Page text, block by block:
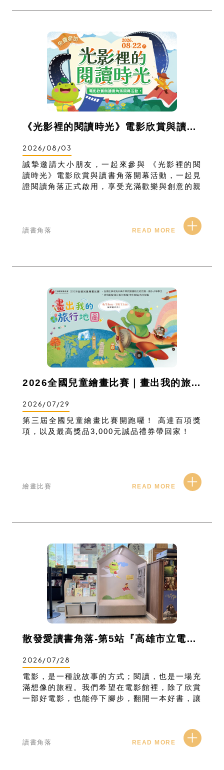
《光影裡的閱讀時光》電影欣賞與讀書角落開幕活動
2026/08/03
誠摯邀請大小朋友，一起來參與 《光影裡的閱
讀時光》電影欣賞與讀書角落開幕活動，一起見
證閱讀角落正式啟用，享受充滿歡樂與創意的親
讀書角落 READ MORE
2026全國兒童繪畫比賽｜畫出我的旅行地圖
2026/07/29
第三屆全國兒童繪畫比賽開跑囉！ 高達百項獎
項，以及最高獎品3,000元誠品禮券帶回家！
繪畫比賽 READ MORE
散發愛讀書角落-第5站『高雄市立電影館』
2026/07/28
電影，是一種說故事的方式；閱讀，也是一場充
滿想像的旅程。我們希望在電影館裡，除了欣賞
一部好電影，也能停下腳步，翻開一本好書，讓
讀書角落 READ MORE